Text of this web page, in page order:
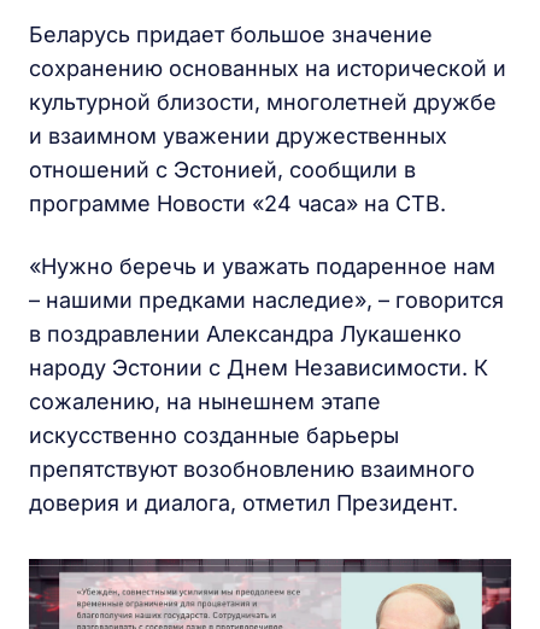
Беларусь придает большое значение
сохранению основанных на исторической и
культурной близости, многолетней дружбе
и взаимном уважении дружественных
отношений с Эстонией, сообщили в
программе Новости «24 часа» на СТВ.
«Нужно беречь и уважать подаренное нам
– нашими предками наследие», – говорится
в поздравлении Александра Лукашенко
народу Эстонии с Днем Независимости. К
сожалению, на нынешнем этапе
искусственно созданные барьеры
препятствуют возобновлению взаимного
доверия и диалога, отметил Президент.